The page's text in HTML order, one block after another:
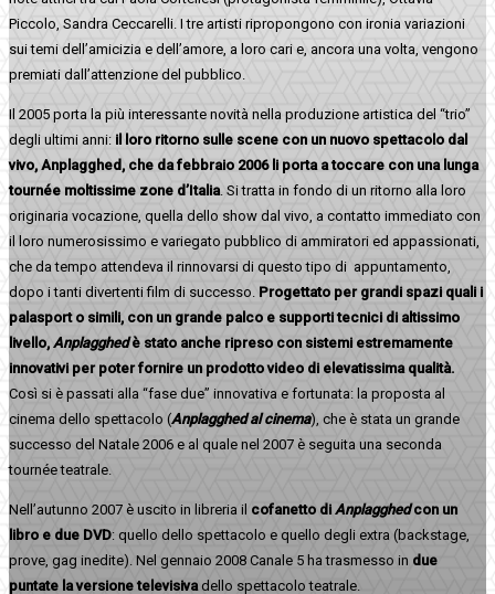
Piccolo, Sandra Ceccarelli. I tre artisti ripropongono con ironia variazioni
sui temi dell’amicizia e dell’amore, a loro cari e, ancora una volta, vengono
premiati dall’attenzione del pubblico.
Il 2005 porta la più interessante novità nella produzione artistica del “trio”
degli ultimi anni: il loro ritorno sulle scene con un nuovo spettacolo dal
vivo, Anplagghed , che da febbraio 2006 li porta a toccare con una lunga
tournée moltissime zone d’Italia. Si tratta in fondo di un ritorno alla loro
originaria vocazione, quella dello show dal vivo, a contatto immediato con
il loro numerosissimo e variegato pubblico di ammiratori ed appassionati,
che da tempo attendeva il rinnovarsi di questo tipo di appuntamento,
dopo i tanti divertenti film di successo. Progettato per grandi spazi quali i
palasport o simili, con un grande palco e supporti tecnici di altissimo
livello, Anplagghed è stato anche ripreso con sistemi estremamente
innovativi per poter fornire un prodotto video di elevatissima qualità.
Così si è passati alla “fase due” innovativa e fortunata: la proposta al
cinema dello spettacolo (Anplagghed al cinema), che è stata un grande
successo del Natale 2006 e al quale nel 2007 è seguita una seconda
tournée teatrale.
Nell’autunno 2007 è uscito in libreria il cofanetto di Anplagghedcon un
libro e due DVD: quello dello spettacolo e quello degli extra (backstage,
prove, gag inedite). Nel gennaio 2008 Canale 5 ha trasmesso in due
puntate la versione televisiva dello spettacolo teatrale.